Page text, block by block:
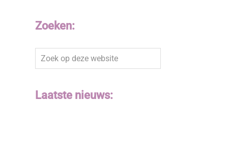
Zoeken:
Zoek
op
website
Laatste nieuws: